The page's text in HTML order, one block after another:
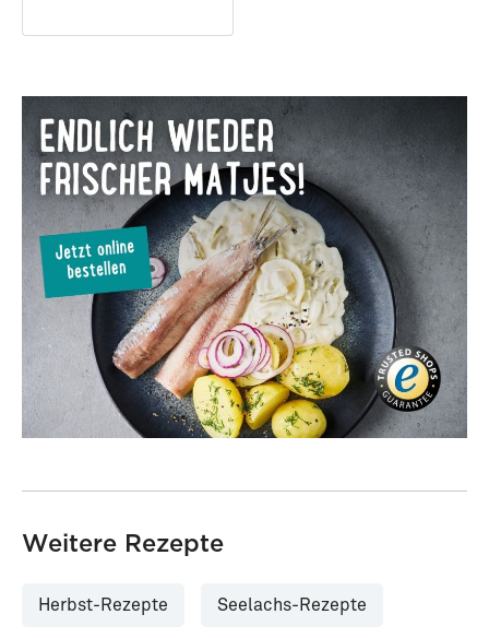
Weitere Rezepte
Herbst-Rezepte Seelachs-Rezepte